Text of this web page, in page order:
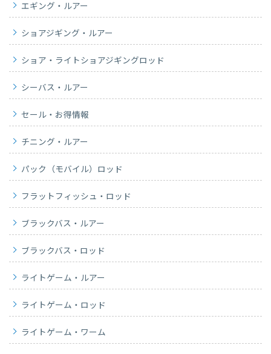
エギング・ルアー
ショアジギング・ルアー
ショア・ライトショアジギングロッド
シーバス・ルアー
セール・お得情報
チニング・ルアー
パック（モバイル）ロッド
フラットフィッシュ・ロッド
ブラックバス・ルアー
ブラックバス・ロッド
ライトゲーム・ルアー
ライトゲーム・ロッド
ライトゲーム・ワーム